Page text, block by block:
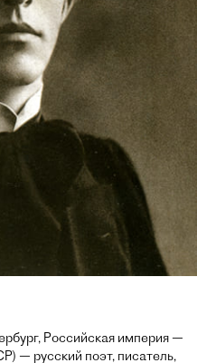
Российская империя —
— русский поэт, писатель,